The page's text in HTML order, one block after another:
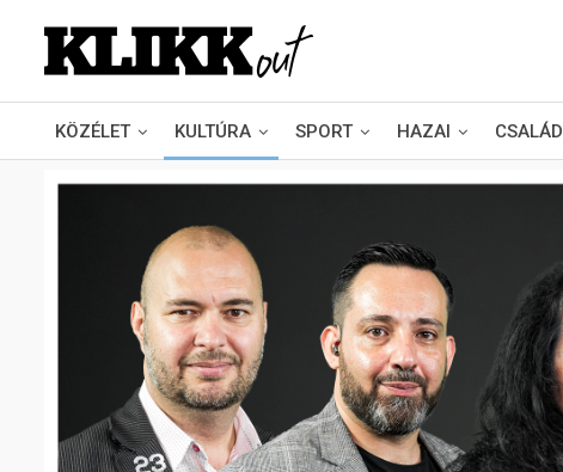
KÖZÉLET KULTÚRA SPORT HAZAI CSALÁD